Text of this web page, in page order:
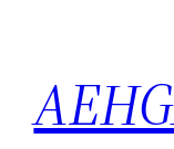
contenido